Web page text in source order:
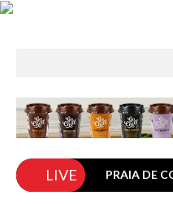
Internacionais
Ambiente
História
LIVE PRAIA DE